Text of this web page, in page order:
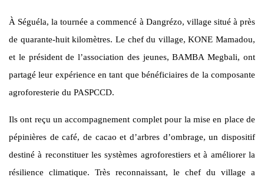
À Séguéla, la tournée a commencé à Dangrézo, village situé à près
de quarante-huit kilomètres. Le chef du village, KONE Mamadou,
et le président de l’association des jeunes, BAMBA Megbali, ont
partagé leur expérience en tant que bénéficiaires de la composante
agroforesterie du PASPCCD.
Ils ont reçu un accompagnement complet pour la mise en place de
pépinières de café, de cacao et d’arbres d’ombrage, un dispositif
destiné à reconstituer les systèmes agroforestiers et à améliorer la
résilience climatique. Très reconnaissant, le chef du village a